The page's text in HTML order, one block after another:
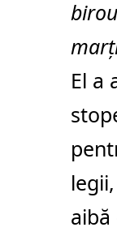
El a
aibă